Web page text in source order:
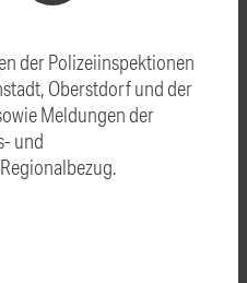
der Polizeiinspektionen
Oberstdorf und der
Meldungen der
und